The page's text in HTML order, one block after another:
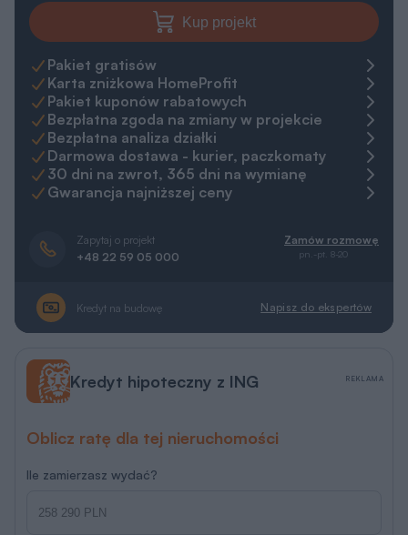
Kup projekt
Pakiet gratisów
Karta zniżkowa HomeProfit
Pakiet kuponów rabatowych
Bezpłatna zgoda na zmiany w projekcie
Bezpłatna analiza działki
Darmowa dostawa - kurier, paczkomaty
30 dni na zwrot, 365 dni na wymianę
Gwarancja najniższej ceny
Zapytaj o projekt
+48 22 59 05 000
Zamów rozmowę
pn.-pt. 8-20
Kredyt na budowę Napisz do ekspertów
Kredyt hipoteczny z ING
Oblicz ratę dla tej nieruchomości
Ile zamierzasz wydać?
REKLAMA